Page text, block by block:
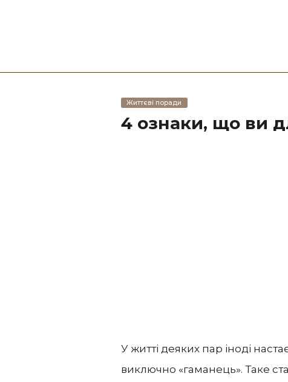
Життєві поради
4 ознаки, що ви
У житті деяких пар іноді
виключно «гаманець». Таке